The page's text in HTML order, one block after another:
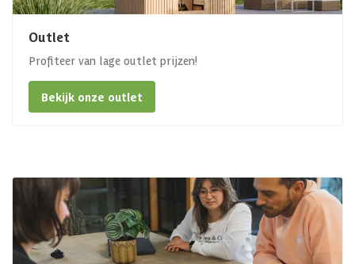
Outlet
Profiteer van lage outlet prijzen!
Bekijk onze outlet